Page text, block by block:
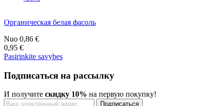
Органическая белая фасоль
Nuo 0,86 €
0,95 €
Pasirinkite savybes
Подписаться на рассылку
И получите скидку 10% на первую покупку!